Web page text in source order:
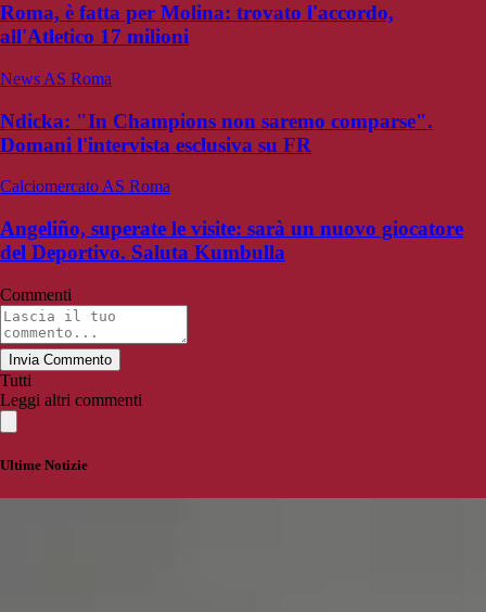
Roma, è fatta per Molina: trovato l'accordo,
all'Atletico 17 milioni
News AS Roma
Ndicka: "In Champions non saremo comparse".
Domani l'intervista esclusiva su FR
Calciomercato AS Roma
Angeliño, superate le visite: sarà un nuovo giocatore
del Deportivo. Saluta Kumbulla
Commenti
Invia Commento
Tutti
Leggi altri commenti
Ultime Notizie